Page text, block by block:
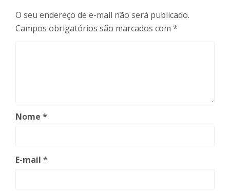
O seu endereço de e-mail não será publicado.
Campos obrigatórios são marcados com *
Nome *
E-mail *